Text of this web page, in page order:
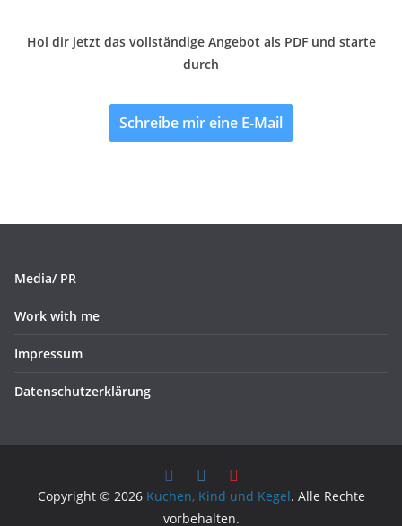
Hol dir jetzt das vollständige Angebot als PDF und starte
durch
Schreibe mir eine E-Mail
Media/ PR
Work with me
Impressum
Datenschutzerklärung
Copyright © 2026 Kuchen, Kind und Kegel. Alle Rechte
vorbehalten.